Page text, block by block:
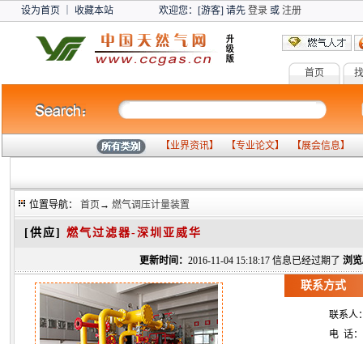
设为首页 收藏本站 欢迎您：[游客] 请先 登录或 注册
首页
【业界资讯】 【专业论文】 【展会信息】
位置导航： 首页 → 燃气调压计量装置
[供应] 燃气过滤器-深圳亚威华
更新时间： 2016-11-04 15:18:17 信息已经过期了 浏
联系方式
联系人
电 话：